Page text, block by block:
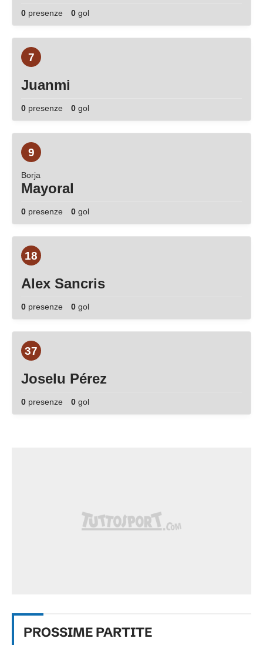
0 presenze 0 gol
7
Juanmi
0 presenze 0 gol
9
Borja
Mayoral
0 presenze 0 gol
18
Alex Sancris
0 presenze 0 gol
37
Joselu Pérez
0 presenze 0 gol
PROSSIME PARTITE